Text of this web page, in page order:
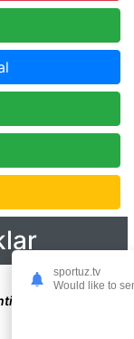
qiziqarli
sportuz.tv
Would like to